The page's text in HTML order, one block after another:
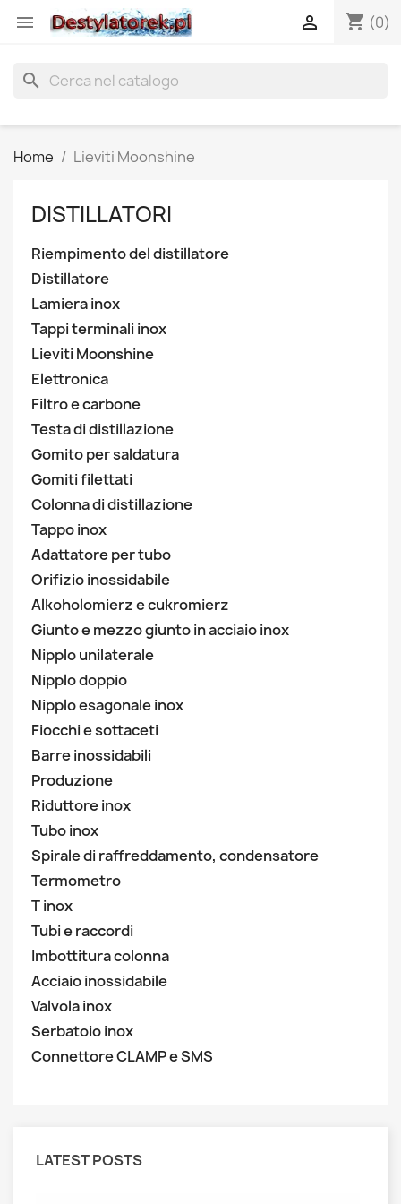
 shopping_cart (0)

search
Home Lieviti Moonshine
DISTILLATORI
Riempimento del distillatore
Distillatore
Lamiera inox
Tappi terminali inox
Lieviti Moonshine
Elettronica
Filtro e carbone
Testa di distillazione
Gomito per saldatura
Gomiti filettati
Colonna di distillazione
Tappo inox
Adattatore per tubo
Orifizio inossidabile
Alkoholomierz e cukromierz
Giunto e mezzo giunto in acciaio inox
Nipplo unilaterale
Nipplo doppio
Nipplo esagonale inox
Fiocchi e sottaceti
Barre inossidabili
Produzione
Riduttore inox
Tubo inox
Spirale di raffreddamento, condensatore
Termometro
T inox
Tubi e raccordi
Imbottitura colonna
Acciaio inossidabile
Valvola inox
Serbatoio inox
Connettore CLAMP e SMS
LATEST POSTS